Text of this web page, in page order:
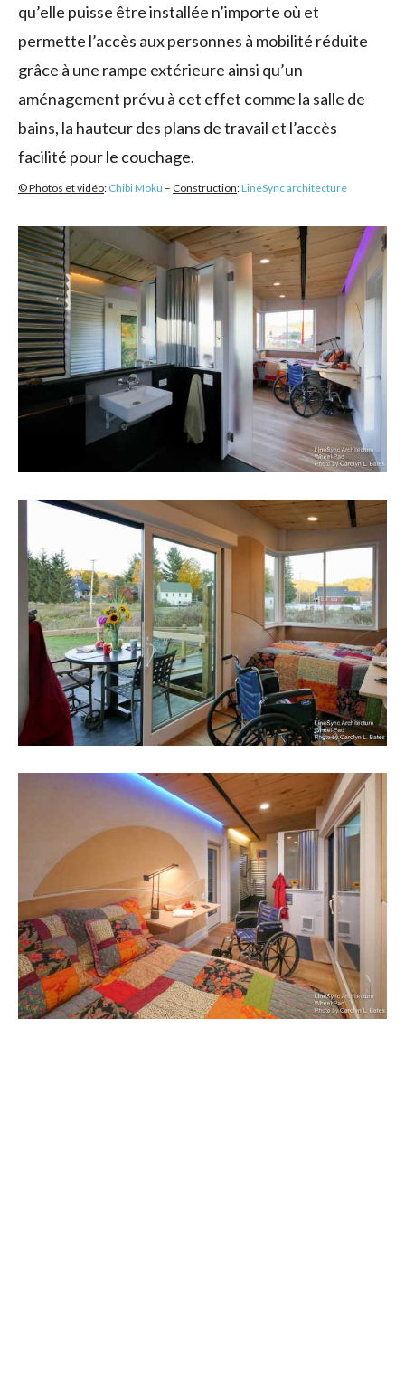
qu’elle puisse être installée n’importe où et
permette l’accès aux personnes à mobilité réduite
grâce à une rampe extérieure ainsi qu’un
aménagement prévu à cet effet comme la salle de
bains, la hauteur des plans de travail et l’accès
facilité pour le couchage.
© Photos et vidéo: Chibi Moku – Construction:LineSync architecture